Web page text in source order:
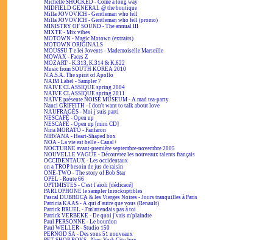
Michelle SHOCKED - Come a long way
MIDFIELD GENERAL @ the boutique
Milla JOVOVICH - Gentleman who fell
Milla JOVOVICH - Gentleman who fell (promo)
MINISTRY OF SOUND - The annual III
MIXTE - Mix vibes
MOTOWN - Magic Motown (extraits)
MOTOWN ORIGINALS
MOUSSU T e lei Jovents - Mademoiselle Marseille
MOWAX - Faces Z
MOZART - K.313, K.314 & K.622
Music from SOUTH KOREA 2010
N.A.S.A. The spirit of Apollo
NAIM Label - Sampler 7
NAÏVE CLASSIQUE spring 2004
NAÏVE CLASSIQUE spring 2011
NAÏVE présente NOISE MUSEUM - A mad tea-party
Nanci GRIFFITH - I don't want to talk about love
NAUFRAGÉS - Moi j'suis parti
NESCAFÉ - Open up
NESCAFÉ - Open up [mini CD]
Nina MORATO - Fanfaron
NIRVANA - Heart-Shaped box
NOA - La vie est belle - Canal+
NOCTURNE avant-première septembre-novembre 2005
NOUVELLE VAGUE - Découvrez les nouveaux talents français
OCCIDENTAUX - Les occidentaux
on a TROP besoin de jus de raisin
ONE-TWO - The story of Bob Star
OPEL - Route 66
OPTIMISTES - C'est l'aïoli [dédicacé]
PARLOPHONE le sampler Inrockuptibles
Pascal DUBROCA & les Vierges Noires - Jours tranquilles à Paris
Patricia KAAS - À qui d'autre que vous (Renault)
Patrick BRUEL - J'm'attendais pas à toi
Patrick VERBEKE - De quoi j'vais m'plaindre
Paul PERSONNE - Le bourdon
Paul WELLER - Studio 150
PERNOD SA - Des sons 51 nouveaux